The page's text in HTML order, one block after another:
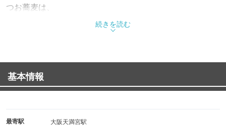
つお蕎麦は、
コシが強く風味豊かな手打蕎麦の魅力を存分に味わってい
美味しいお料理と旨いお酒をぜひご堪能ください。
■コース■
┗ご予算に合わせた料理をご用意。飲み放題のプランも
続きを読む
基本情報
最寄駅 大阪天満宮駅